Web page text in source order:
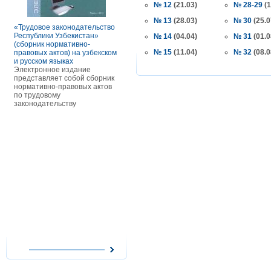
«Трудовое законодательство
Республики Узбекистан»
(сборник нормативно-
правовых актов) на узбекском
и русском языках
Электронное издание
представляет собой сборник
нормативно-правовых актов
по трудовому
законодательству
ТОМ ОСОБЕННОСТИ
В книге рассмотрены вопросы
отдельных сферах и случаях.
Республики
Сборник
правовых
Данное
по сути
сборник
правовых
Узбекистан.
№ 12 (21.03)
№ 13 (28.03)
№ 14 (04.04)
№ 15 (11.04)
№ 28-29
№ 30
№ 31
№ 32